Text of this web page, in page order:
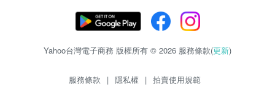
Yahoo台灣電子商務 版權所有 © 2026 服務條款(更新)
服務條款 | 隱私權 | 拍賣使用規範